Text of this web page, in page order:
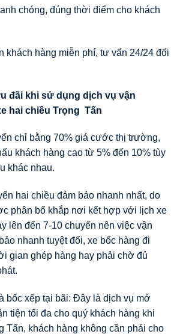
chóng, đúng thời điểm cho khách
hàng miễn phí, tư vấn 24/24 đối
u đãi khi sử d ụng d ịch vụ vận
hai chiều Trọng Tấn
chỉ bằng 70% giá cước thị trường,
khách hàng cao từ 5% đến 10% tùy
khác nhau.
hai chiều đảm bảo nhanh nhất, do
phân bổ khắp nơi kết hợp với lịch xe
lên đến 7-10 chuyến nên việc vận
nhanh tuyệt đối, xe bốc hàng đi
gian ghép hàng hay phải chờ đủ
bốc xếp tại bãi: Đây là dịch vụ mở
tiện tối đa cho quý khách hàng khi
Tấn, khách hàng không cần phải cho